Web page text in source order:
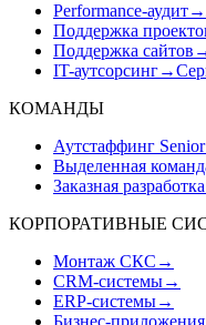
Performance-аудит→
Поддержка
Поддержка сайтов
IT-аутсорсинг→
КОМАНДЫ
Аутстаффинг Senior
Выделенная
Заказная разработка
КОРПОРАТИВНЫЕ
Монтаж СКС →
CRM-системы→
ERP-системы→
Бизнес-приложения